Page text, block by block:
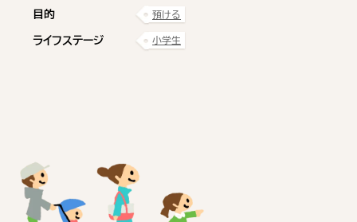
目的 預ける
ライフステージ 小学生